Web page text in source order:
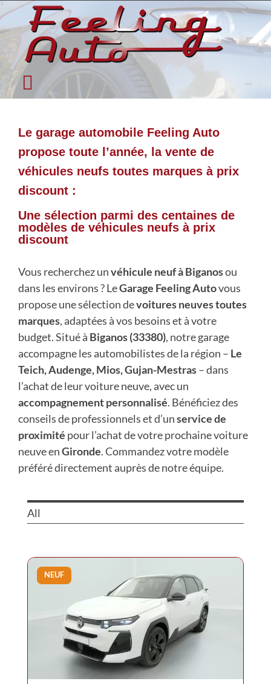
Passer
au
contenu
Toggle
Qui sommes-nous ?
Garage Automobile
Véhicules neufs
Autres prestations et Tarifs
Nous trouver
Le garage automobile Feeling Auto
propose toute l’année, la vente de
véhicules neufs toutes marques à prix
discount :
Une sélection parmi des centaines de
modèles de véhicules neufs à prix
discount
Vous recherchez unvéhicule neuf à Biganosou
dans les environs ? LeGarage Feeling Autovous
propose une sélection devoitures neuves toutes
marques, adaptées à vos besoins et à votre
budget. Situé à Biganos (33380), notre garage
accompagne les automobilistes de la région – Le
Teich, Audenge, Mios, Gujan-Mestras– dans
l’achat de leur voiture neuve, avec un
accompagnement personnalisé. Bénéficiez des
conseils de professionnels et d’unservice de
proximité pour l’achat de votre prochaine voiture
neuve enGironde. Commandez votre modèle
préféré directement auprès de notre équipe.
All
NEUF